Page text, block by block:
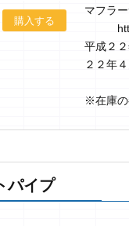
購入する
マフラ
http://
平成２
２２年
※在庫の
パイプ